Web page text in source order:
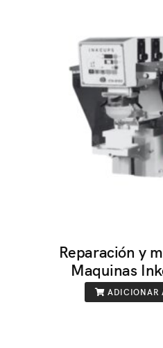
Reparación y
Maquinas
ADICIONAR